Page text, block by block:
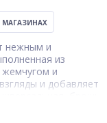
МАГАЗИНАХ
нежным и
из
и
и добавляет